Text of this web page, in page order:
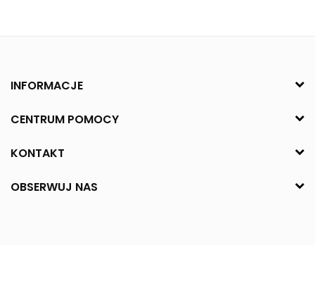
INFORMACJE
CENTRUM POMOCY
KONTAKT
OBSERWUJ NAS